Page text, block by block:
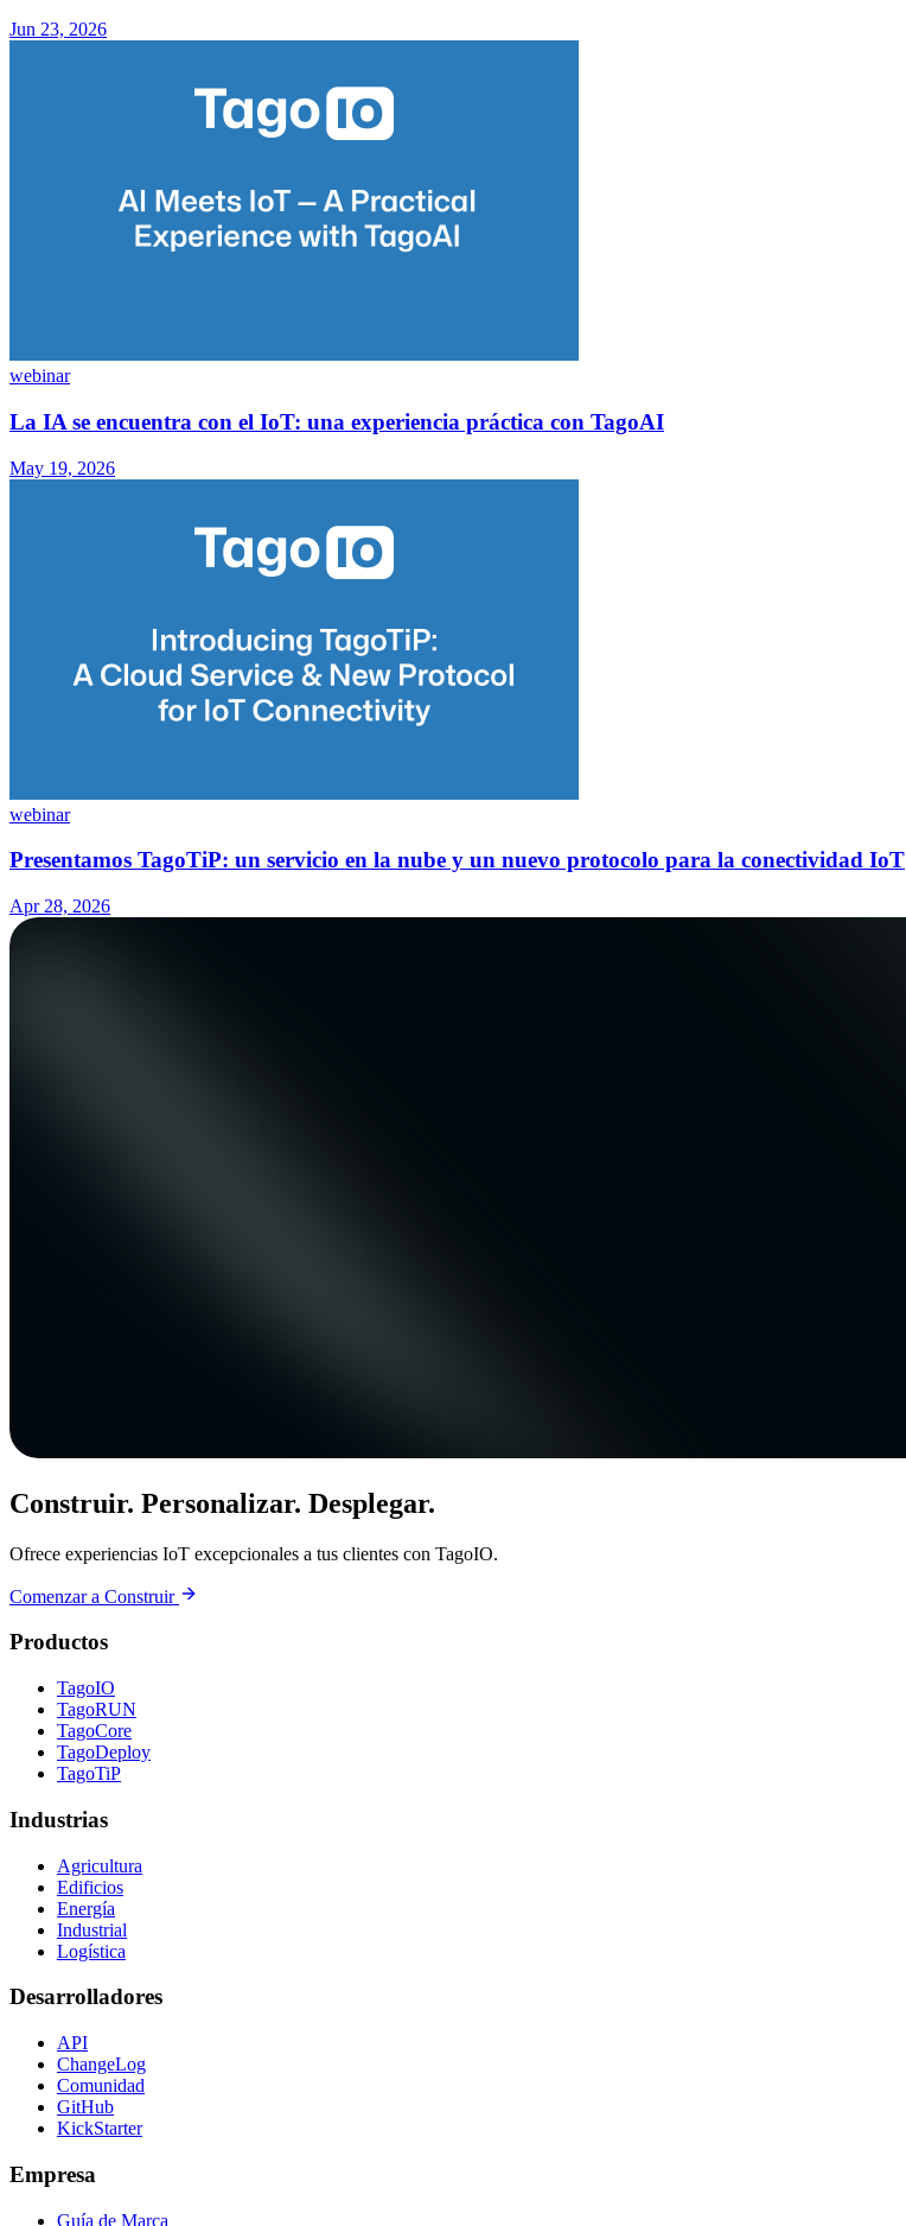
Jun 23, 2026
webinar
La IA se encuentra con el IoT: una experiencia práctica con TagoAI
May 19, 2026
webinar
Presentamos TagoTiP: un servicio en la nube y un nuevo protocolo para la conectividad IoT
Apr 28, 2026
Construir. Personalizar. Desplegar.
Ofrece experiencias IoT excepcionales a tus clientes con TagoIO.
Comenzar a Construir
Productos
TagoIO
TagoRUN
TagoCore
TagoDeploy
TagoTiP
Industrias
Agricultura
Edificios
Energía
Industrial
Logística
Desarrolladores
API
ChangeLog
Comunidad
GitHub
KickStarter
Empresa
Guía de Marca